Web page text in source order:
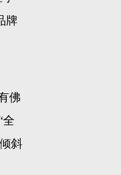
牌
佛
全
斜